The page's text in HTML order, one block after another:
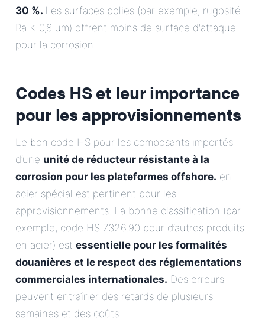
30 %. Les surfaces polies (par exemple, rugosité
Ra < 0,8 µm) offrent moins de surface d'attaque
pour la corrosion.
Codes HS et leur importance
pour les approvisionnements
Le bon code HS pour les composants importés
d’une unité de réducteur résistante à la
corrosion pour les plateformes offshore. en
acier spécial est pertinent pour les
approvisionnements. La bonne classification (par
exemple, code HS 7326.90 pour d’autres produits
en acier) est essentielle pour les formalités
douanières et le respect des réglementations
commerciales internationales. Des erreurs
peuvent entraîner des retards de plusieurs
semaines et des coûts